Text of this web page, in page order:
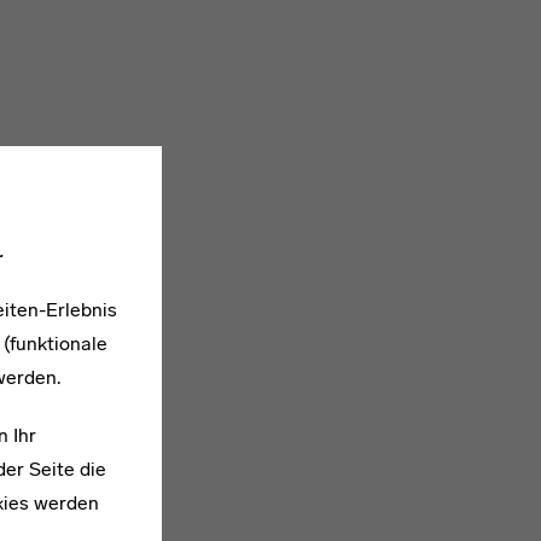
Erlebnis
Ihr
Seite die
werden